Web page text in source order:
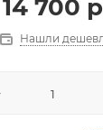
14 700
Нашли